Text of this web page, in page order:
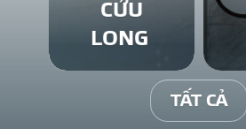
CỬU
LONG
TẤT CẢ